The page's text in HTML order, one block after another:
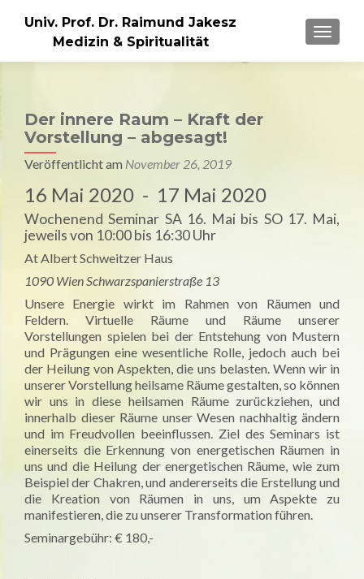
MENU
Univ. Prof. Dr. Raimund Jakesz
Medizin & Spiritualität
Der innere Raum – Kraft der
Vorstellung – abgesagt!
Veröffentlicht am November 26, 2019
16 Mai 2020 - 17 Mai 2020
Wochenend Seminar SA 16. Mai bis SO 17. Mai,
jeweils von 10:00 bis 16:30 Uhr
At Albert Schweitzer Haus
1090 Wien Schwarzspanierstraße 13
Unsere Energie wirkt im Rahmen von Räumen und
Feldern. Virtuelle Räume und Räume unserer
Vorstellungen spielen bei der Entstehung von Mustern
und Prägungen eine wesentliche Rolle, jedoch auch bei
der Heilung von Aspekten, die uns belasten. Wenn wir in
unserer Vorstellung heilsame Räume gestalten, so können
wir uns in diese heilsamen Räume zurückziehen, und
innerhalb dieser Räume unser Wesen nachhaltig ändern
und im Freudvollen beeinflussen. Ziel des Seminars ist
einerseits die Erkennung von energetischen Räumen in
uns und die Heilung der energetischen Räume, wie zum
Beispiel der Chakren, und andererseits die Erstellung und
die Kreation von Räumen in uns, um Aspekte zu
manifestieren, die zu unserer Transformation führen.
Seminargebühr: € 180,-